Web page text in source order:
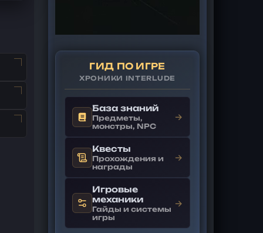
ГИД ПО ИГРЕ
ХРОНИКИ INTERLUDE
База знаний
Предметы,
монстры, NPC
→
Квесты
Прохождения и
награды
→
Игровые
механики
Гайды и системы
игры
→